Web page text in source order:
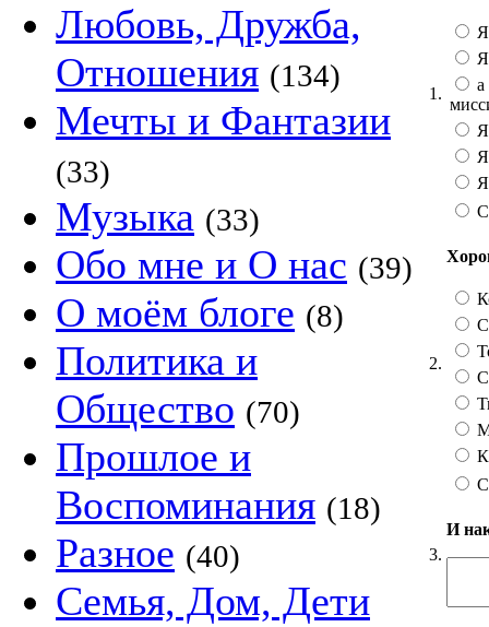
Любовь, Дружба,
Отношения (134)
Мечты и Фантазии
(33)
Музыка (33)
Обо мне и О нас (39)
О моём блоге (8)
Политика и
Общество (70)
Прошлое и
Воспоминания (18)
Разное (40)
Семья, Дом, Дети
1.
а
2.
3.
И